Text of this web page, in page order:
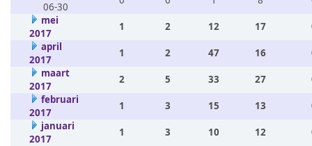
06-30
mei
2017
1 2 12 17
april
2017
1 2 47 16
maart
2017
2 5 33 27
februari
2017
1 3 15 13
januari
2017
1 3 10 12